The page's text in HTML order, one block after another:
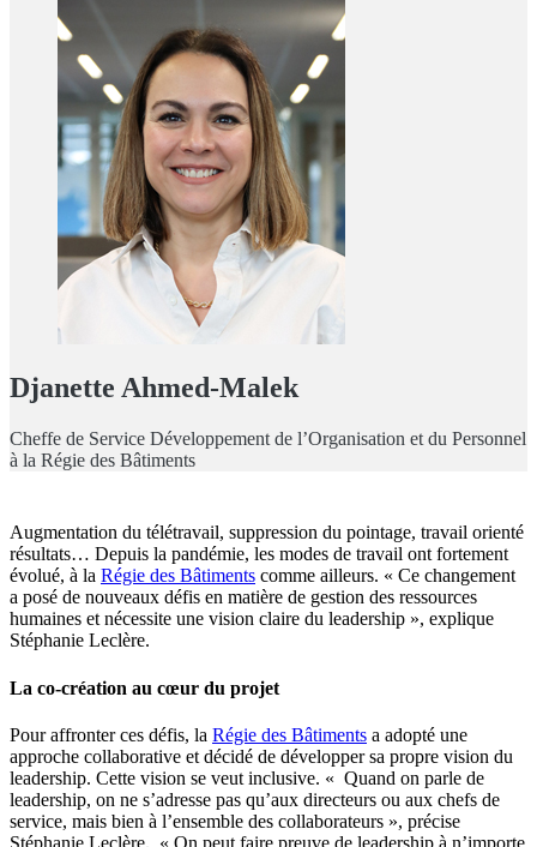
Djanette Ahmed-Malek
Cheffe de Service Développement de l’Organisation et du Personnel
à la Régie des Bâtiments
Augmentation du télétravail, suppression du pointage, travail orienté
résultats… Depuis la pandémie, les modes de travail ont fortement
évolué, à la Régie des Bâtiments comme ailleurs. « Ce changement
a posé de nouveaux défis en matière de gestion des ressources
humaines et nécessite une vision claire du leadership », explique
Stéphanie Leclère.
La co-création au cœur du projet
Pour affronter ces défis, la Régie des Bâtiments a adopté une
approche collaborative et décidé de développer sa propre vision du
leadership. Cette vision se veut inclusive. « Quand on parle de
leadership, on ne s’adresse pas qu’aux directeurs ou aux chefs de
service, mais bien à l’ensemble des collaborateurs », précise
Stéphanie Leclère. « On peut faire preuve de leadership à n’importe